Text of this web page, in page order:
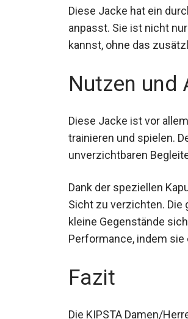
Diese Jacke hat ein
anpasst. Sie ist nicht
kannst, ohne das
Nutzen und
Diese Jacke ist vor
trainieren und spielen.
unverzichtbaren
Dank der speziellen
auf Sicht zu verzichten.
oder kleine
deine Performance,
Fazit
Die KIPSTA Damen/